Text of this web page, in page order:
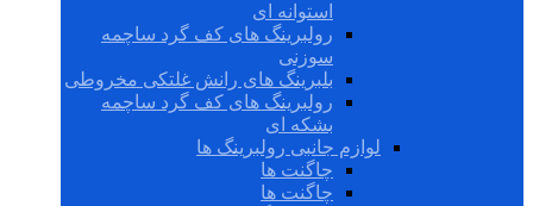
استوانه ای
رولبرینگ های کف گرد ساچمه
سوزنی
بلبرینگ های رانش غلتکی مخروطی
رولبرینگ های کف گرد ساچمه
بشکه ای
لوازم جانبی رولبرینگ ها
چاگنت ها
چاگنت ها